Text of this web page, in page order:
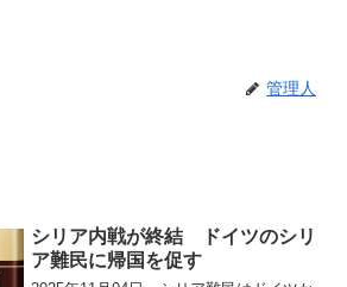
管理人
シリア内戦が終結 ドイツのシリ
ア難民に帰国を促す